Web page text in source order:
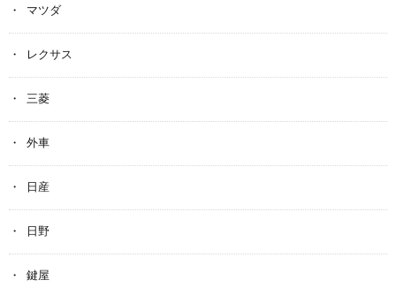
マツダ
レクサス
三菱
外車
日産
日野
鍵屋